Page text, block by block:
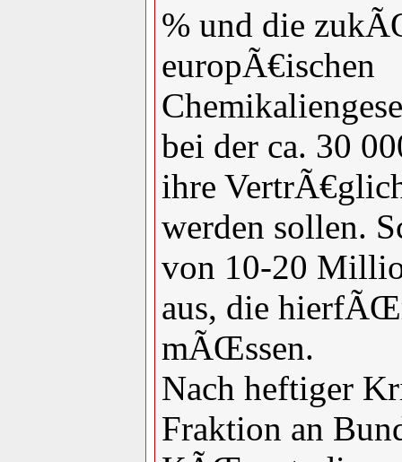
% und die
europÃ€ischen
bei der ca. 30
ihre
werden sollen.
von 10-20
aus, die
mÃŒssen.
Nach heftiger
Fraktion an